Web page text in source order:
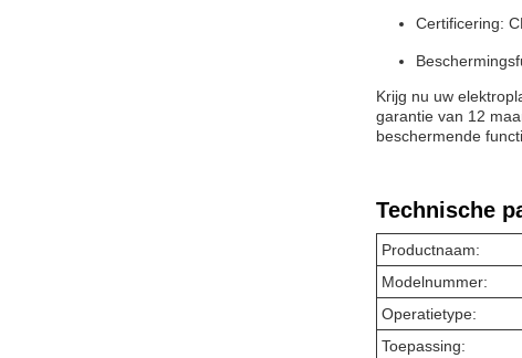
Certificering:
Krijg nu uw
garantie van 12
beschermende
Technische
Productnaam:
Modelnummer:
Operatietype:
Toepassing: